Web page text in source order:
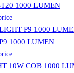
1000 LUMEN
1000 LUMEN